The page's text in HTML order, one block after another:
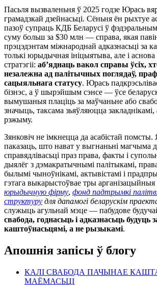
Пасьля вызваленьня ў 2025 годзе Юрась
грамадзкай дзейнасьці. Сёньня ён рыхтуе
пазоў супраць КДБ Беларусі ў
суму больш за $30 млн — справа, якая
прэцэдэнтам міжнароднай адказнасьці за
толькі юрыдычная ініцыятыва, але і
стратэгіі: аб’яднаць вакол справы ўсіх,
незалежна ад палітычных поглядаў,
сацыяльнага статусу. Юрась
бізнэс, а ў шырэйшым сэнсе — ўсе
вымушаныя плаціць за маўчаньне або
значыць, таксама зьяўляюцца закладнікамі,
рэжыму.
Зянковіч не імкнецца да асабістай
паказаць, што нават у выгнаньні магчыма
справядлівасьці праз права, факты і
дыялёг з дэмакратычнымі палітыкамі,
былымі чыноўнікамі, актывістамі і
гэтага выкарыстоўвае тры
юрыдычную фірму, фонд падтрымкі
структуру для дапамогі беларускім
служыць агульнай мэце — пабудове
свабода, годнасьць і адказнасьць будуць
каштоўнасьцямі, а не рызыкамі.
Апошнія запісы ў блогу
КАЛІ СВАБОДА ПАЧЫНАЕ
МАЁМАСЬЦІ